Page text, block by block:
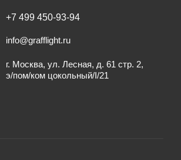
+7 499 450-93-94
info@grafflight.ru
г. Москва, ул. Лесная, д. 61 стр. 2,
э/пом/ком цокольный/I/21